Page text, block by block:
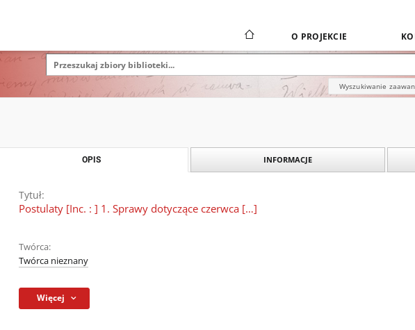
O PROJEKCIE
Wyszukiwanie
OPIS INFORMACJE
Tytuł:
Postulaty [Inc. : ] 1. Sprawy dotyczące czerwca […]
Twórca:
Twórca nieznany
Więcej